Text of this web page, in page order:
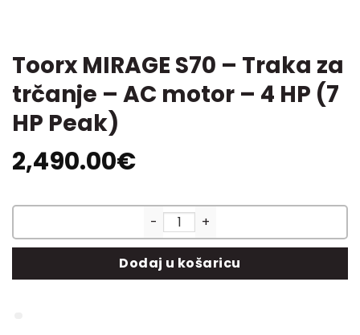
Toorx MIRAGE S70 – Traka za
trčanje – AC motor – 4 HP (7
HP Peak)
2,490.00€
Toorx MIRAGE S70 – Traka
Dodaj u košaricu